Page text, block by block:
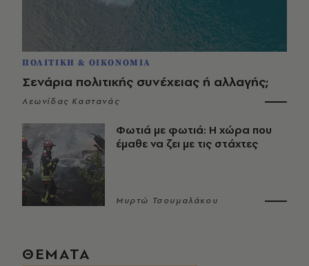
ΠΟΛΙΤΙΚΗ & ΟΙΚΟΝΟΜΙΑ
Σενάρια πολιτικής συνέχειας ή αλλαγής;
Λεωνίδας Καστανάς
Φωτιά με φωτιά: Η χώρα που
έμαθε να ζει με τις στάχτες
Μυρτώ Τσουμαλάκου
ΘΕΜΑΤΑ